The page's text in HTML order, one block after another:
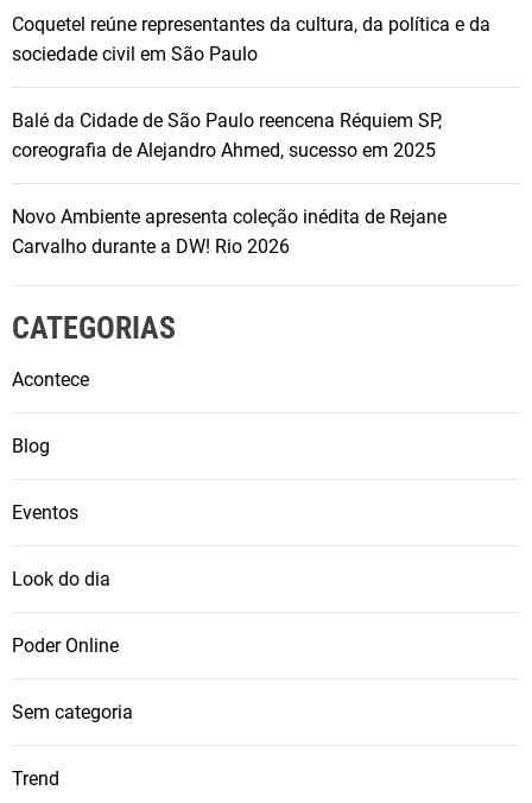
Coquetel reúne representantes da cultura, da política e da
sociedade civil em São Paulo
Balé da Cidade de São Paulo reencena Réquiem SP,
coreografia de Alejandro Ahmed, sucesso em 2025
Novo Ambiente apresenta coleção inédita de Rejane
Carvalho durante a DW! Rio 2026
CATEGORIAS
Acontece
Blog
Eventos
Look do dia
Poder Online
Sem categoria
Trend